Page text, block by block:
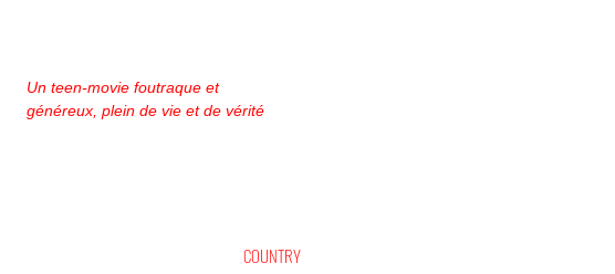
Un teen-movie foutraque et
généreux, plein de vie et de vérité
COUNTRY